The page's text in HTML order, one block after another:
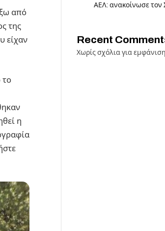
από
της
είχαν
το
η
ΑΕΛ: ανακοίνωσε τον
Recent
Χωρίς σχόλια για